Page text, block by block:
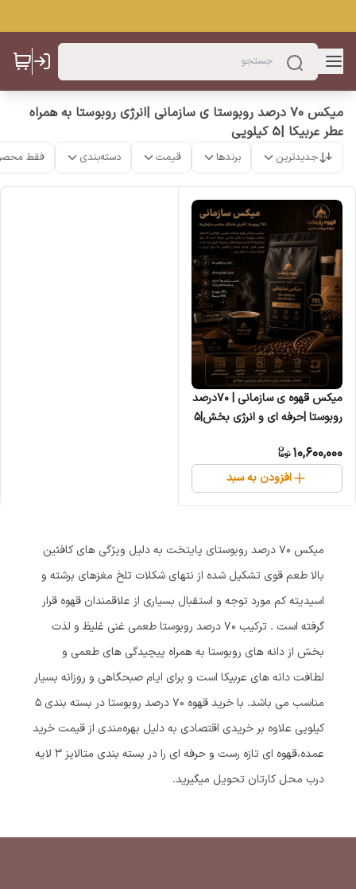
میکس 70 درصد روبوستا ی سازمانی |انرژی روبوستا به همراه
عطر عربیکا |۵ کیلویی
جدیدترین برندها قیمت دسته‌بندی فقط
میکس قهوه ی سازمانی | 70درصد
روبوستا |حرفه ای و انرژی بخش|۵
10,600,000
افزودن به سبد
میکس 70 درصد روبوستای پایتخت به دلیل ویژگی های کافئین
بالا طعم قوی تشکیل شده از نتهای شکلات تلخ مغزهای برشته و
اسیدیته کم مورد توجه و استقبال بسیاری از علاقمندان قهوه قرار
گرفته است . ترکیب 70 درصد روبوستا طعمی غنی غلیظ و لذت
بخش از دانه های روبوستا به همراه پیچیدگی های طعمی و
لطافت دانه های عربیکا است و برای ایام صبحگاهی و روزانه بسیار
مناسب می باشد. با خرید قهوه ۷۰ درصد روبوستا در بسته بندی ۵
کیلویی علاوه بر خریدی اقتصادی به دلیل بهره‌مندی از قیمت خرید
عمده،قهوه ای تازه رست و حرفه ای را در بسته بندی متالایز ۳ لایه
درب محل کارتان تحویل میگیرید.